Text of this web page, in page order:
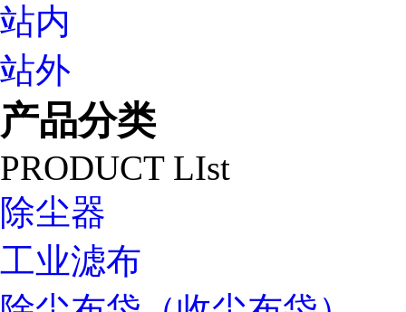
站内
站外
产品分类
PRODUCT LIst
除尘器
工业滤布